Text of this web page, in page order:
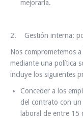
mejorarla.
2. Gestión interna:
Nos comprometemos
mediante una política
incluye los siguientes
Conceder a los
del contrato con
laboral de entre 15